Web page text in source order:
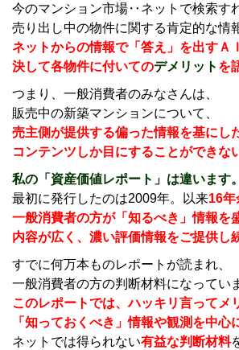
今のマンション市場‥ネットで検索す
売り出し中の物件に関する肯定的な情
ネットからの情報で「答え」を出すＡ
決して各物件に付いてのデメリット を
つまり、一般消費者のみなさんは、
販売中の新築マンションについて、
売主側が提供する偏った情報を基にし
コンテンツしか目にすることができな
私の「資産価値レポート」は違います。
最初に発行したのは2009年。以来16年
一般消費者の方が「知るべき」情報を
内容が広く、濃い評価情報をご提供し
すでに何万本ものレポートが読まれ、
一般消費者の方の判断材料になってい
このレポートでは、ハッキリ言ってメ
「知っておくべき」情報や観測を中心
ネットでは得られない有益な判断材料